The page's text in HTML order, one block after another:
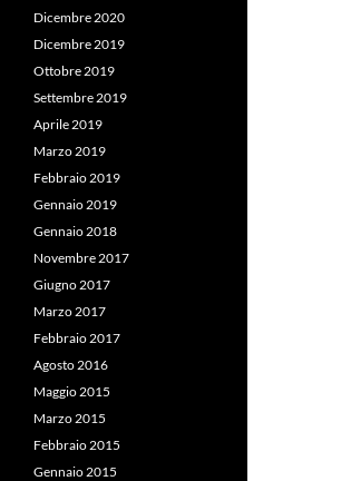
Dicembre 2020
Dicembre 2019
Ottobre 2019
Settembre 2019
Aprile 2019
Marzo 2019
Febbraio 2019
Gennaio 2019
Gennaio 2018
Novembre 2017
Giugno 2017
Marzo 2017
Febbraio 2017
Agosto 2016
Maggio 2015
Marzo 2015
Febbraio 2015
Gennaio 2015